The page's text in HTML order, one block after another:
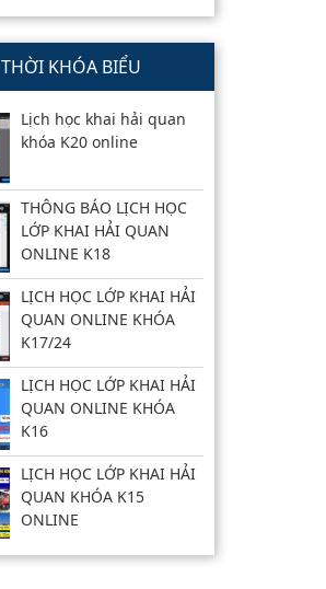
THỜI KHÓA BIỂU
Lịch học khai hải quan
khóa K20 online
THÔNG BÁO LỊCH HỌC
LỚP KHAI HẢI QUAN
ONLINE K18
LỊCH HỌC LỚP KHAI HẢI
QUAN ONLINE KHÓA
K17/24
LỊCH HỌC LỚP KHAI HẢI
QUAN ONLINE KHÓA
K16
LỊCH HỌC LỚP KHAI HẢI
QUAN KHÓA K15
ONLINE